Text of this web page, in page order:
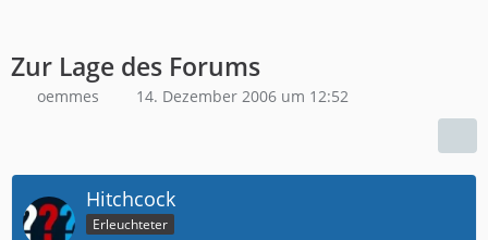
Zur Lage des Forums
oemmes 14. Dezember 2006 um 12:52
Hitchcock
Erleuchteter